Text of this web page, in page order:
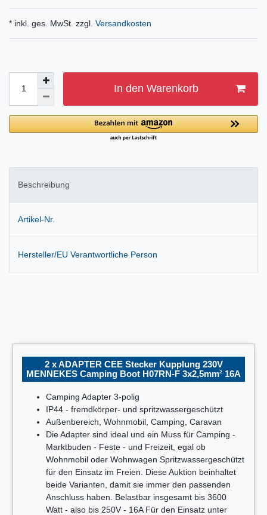
* inkl. ges. MwSt. zzgl. Versandkosten
In den Warenkorb
Beschreibung
Artikel-Nr.
Hersteller/EU Verantwortliche Person
2 x ADAPTER CEE Stecker Kupplung 230V
MENNEKES Camping Boot H07RN-F 3x2,5mm² 16A
Camping Adapter 3-polig
IP44 - fremdkörper- und spritzwassergeschützt
Außenbereich, Wohnmobil, Camping, Caravan
Die Adapter sind ideal und ein Muss für Camping -
Marktbuden - Feste - und Freizeit, egal ob
Wohnmobil oder Wohnwagen Spritzwassergeschützt
für den Einsatz im Freien. Diese Auktion beinhaltet
beide Varianten, damit sie immer den passenden
Anschluss haben. Belastbar insgesamt bis 3600
Watt - also bis 250V - 16A Für den Einsatz unter